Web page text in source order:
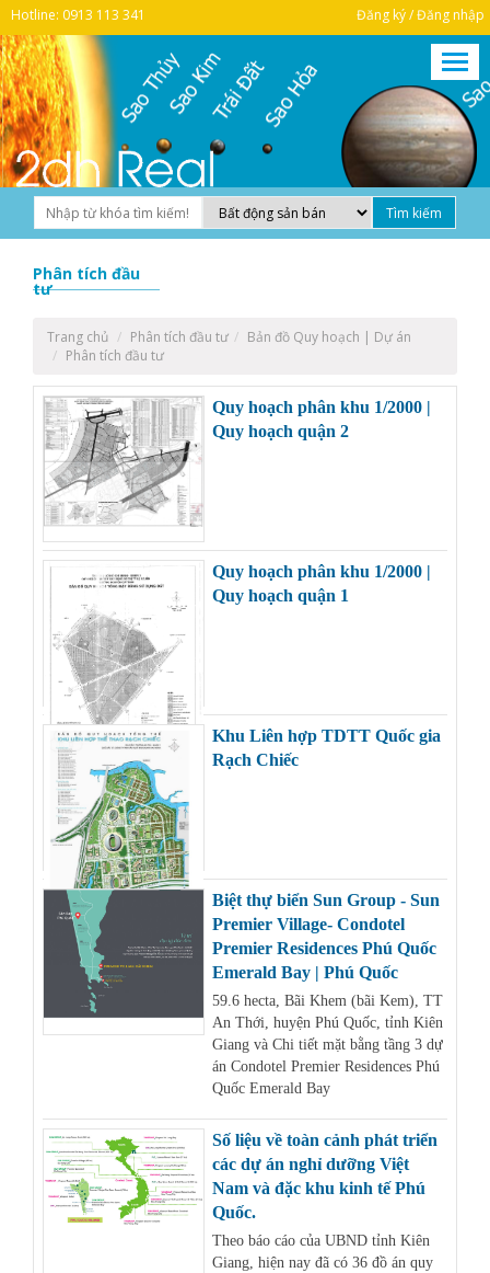
Hotline: 0913 113 341 Đăng ký / Đăng nhập
Phân tích đầu
tư
Trang chủ Phân tích đầu tư
Bản đồ Quy hoạch | Dự án
Phân tích đầu tư
Quy hoạch phân khu 1/2000 |
Quy hoạch quận 2
Quy hoạch phân khu 1/2000 |
Quy hoạch quận 1
Khu Liên hợp TDTT Quốc gia
Rạch Chiếc
Biệt thự biển Sun Group - Sun
Premier Village- Condotel
Premier Residences Phú Quốc
Emerald Bay | Phú Quốc
59.6 hecta, Bãi Khem (bãi Kem), TT
An Thới, huyện Phú Quốc, tỉnh Kiên
Giang và Chi tiết mặt bằng tầng 3 dự
án Condotel Premier Residences Phú
Quốc Emerald Bay
Số liệu về toàn cảnh phát triển
các dự án nghỉ dưỡng Việt
Nam và đặc khu kinh tế Phú
Quốc.
Theo báo cáo của UBND tỉnh Kiên
Giang, hiện nay đã có 36 đồ án quy